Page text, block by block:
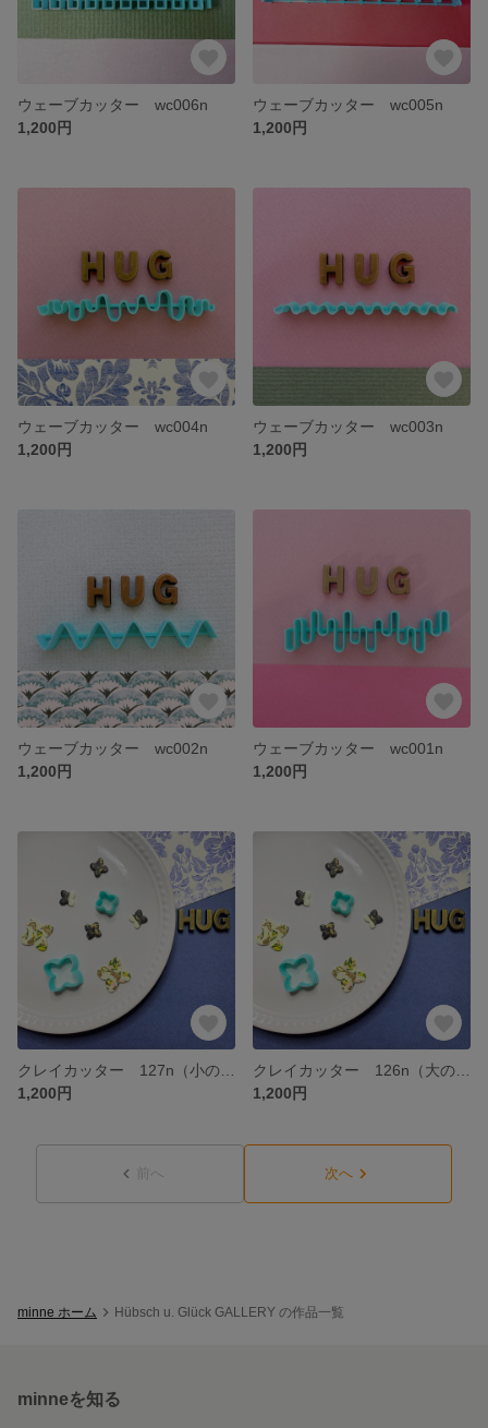
ウェーブカッター wc006n
1,200円
ウェーブカッター wc005n
1,200円
ウェーブカッター wc004n
1,200円
ウェーブカッター wc003n
1,200円
ウェーブカッター wc002n
1,200円
ウェーブカッター wc001n
1,200円
1,200円
1,200円
前へ 次へ
minne ホーム Hübsch u. Glück GALLERY の作品一覧
minneを知る